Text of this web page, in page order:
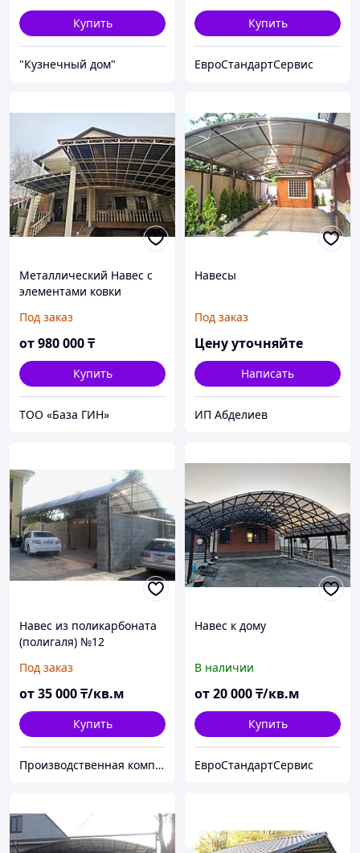
Купить
"Кузнечный дом"
Купить
ЕвроСтандартСервис
Металлический Навес с
элементами ковки
Под заказ
от980 000₸
Купить
ТОО «База ГИН»
Навесы
Под заказ
Цену уточняйте
Написать
ИП Абделиев
Навес из поликарбоната
(полигаля) №12
Под заказ
от35 000₸/кв.м
Купить
Производственная компания "AHMAD-GROUP"
Навес к дому
В наличии
от20 000₸/кв.м
Купить
ЕвроСтандартСервис